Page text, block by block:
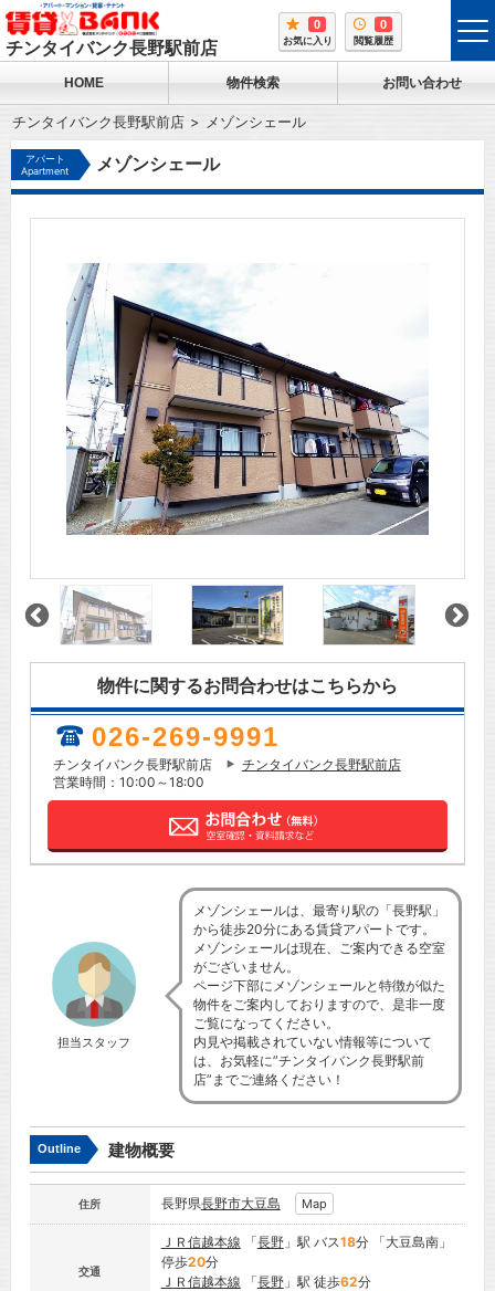
チンタイバンク長野駅前店
0
お気に入り
0
閲覧履歴
HOME 物件検索 お問い合わせ
チンタイバンク長野駅前店 メゾンシェール
アパート
Apartment
メゾンシェール
物件に関するお問合わせはこちらから
026-269-9991
チンタイバンク長野駅前店
チンタイバンク長野駅前店
営業時間：10:00～18:00
担当スタッフ
メゾンシェールは、最寄り駅の「長野駅」
から徒歩20分にある賃貸アパートです。
メゾンシェールは現在、ご案内できる空室
がございません。
ページ下部にメゾンシェールと特徴が似た
物件をご案内しておりますので、是非一度
ご覧になってください。
内見や掲載されていない情報等について
は、お気軽に”チンタイバンク長野駅前
店”までご連絡ください！
Outline 建物概要
住所 長野県長野市大豆島 Map
交通
ＪＲ信越本線 「長野」駅 バス18分 「大豆島南」
停歩20分
ＪＲ信越本線 「長野」駅 徒歩62分